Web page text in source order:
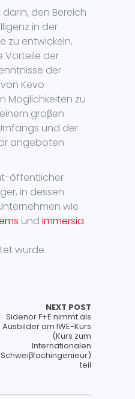
den Bereich
in der
zu entwickeln,
Vorteile der
der
Kevo
Möglichkeiten zu
groβen
und der
angeboten
öffentlicher
in dessen
wie
und Immersia
wurde.
NEXT POST
Sidenor F+E nimmt als
Ausbilder am IWE-Kurs
(Kurs zum
Internationalen
Schweiβfachingenieur)
teil